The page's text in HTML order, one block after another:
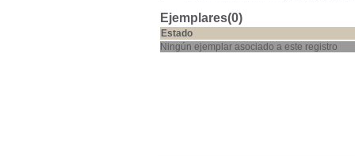
Ejemplares(0)
Estado
Ningún ejemplar asociado a este registro